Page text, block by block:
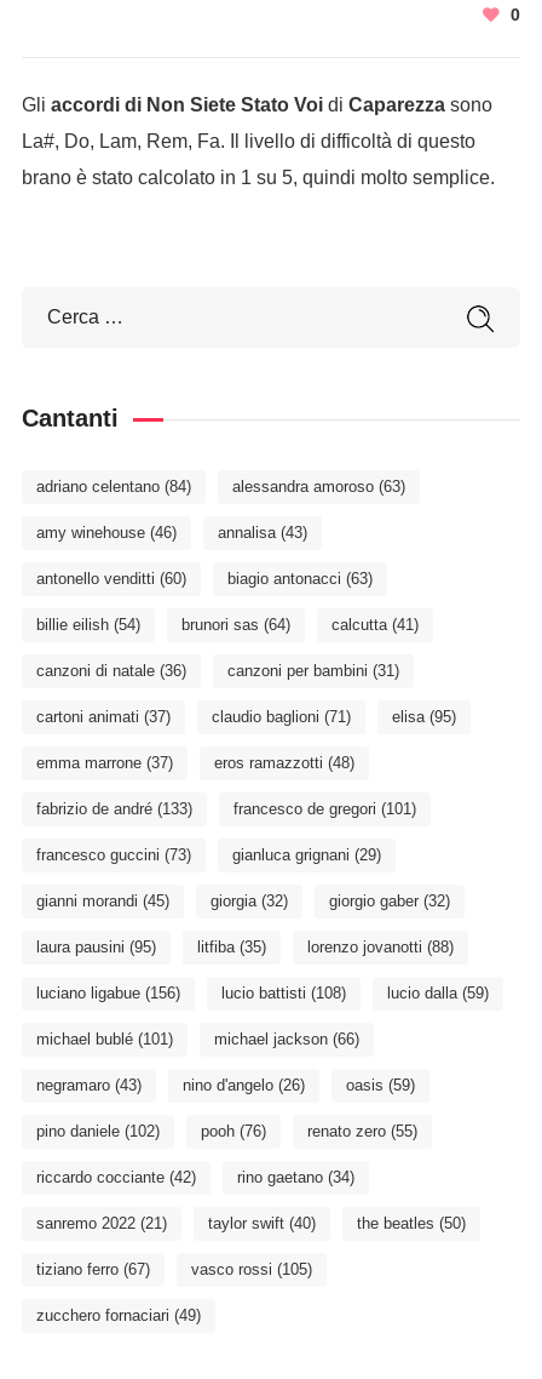
0
Gli accordi di Non Siete Stato Voidi Caparezzasono
La#, Do, Lam, Rem, Fa. Il livello di difficoltà di questo
brano è stato calcolato in 1 su 5, quindi molto semplice.
Cantanti
adriano celentano(84) alessandra amoroso(63)
amy winehouse(46) annalisa(43)
antonello venditti (60) biagio antonacci (63)
billie eilish(54) brunori sas (64) calcutta(41)
canzoni di natale(36) canzoni per bambini (31)
cartoni animati (37) claudio baglioni (71) elisa(95)
emma marrone(37) eros ramazzotti (48)
fabrizio de andré(133) francesco de gregori (101)
francesco guccini (73) gianluca grignani (29)
gianni morandi (45) giorgia(32) giorgio gaber(32)
laura pausini (95) litfiba(35) lorenzo jovanotti (88)
luciano ligabue(156) lucio battisti (108) lucio dalla(59)
michael bublé(101) michael jackson(66)
negramaro(43) nino d'angelo(26) oasis (59)
pino daniele(102) pooh(76) renato zero(55)
riccardo cocciante(42) rino gaetano(34)
sanremo 2022(21) taylor swift(40) the beatles (50)
tiziano ferro(67) vasco rossi (105)
zucchero fornaciari (49)